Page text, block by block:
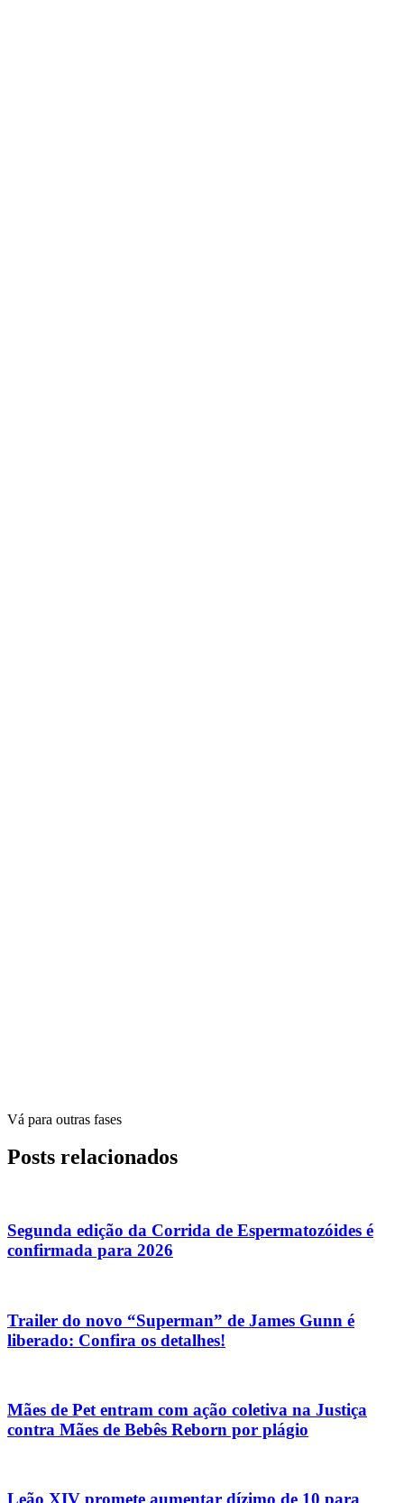
Vá para outras fases
Posts relacionados
Segunda edição da Corrida de Espermatozóides é
confirmada para 2026
Trailer do novo “Superman” de James Gunn é
liberado: Confira os detalhes!
Mães de Pet entram com ação coletiva na Justiça
contra Mães de Bebês Reborn por plágio